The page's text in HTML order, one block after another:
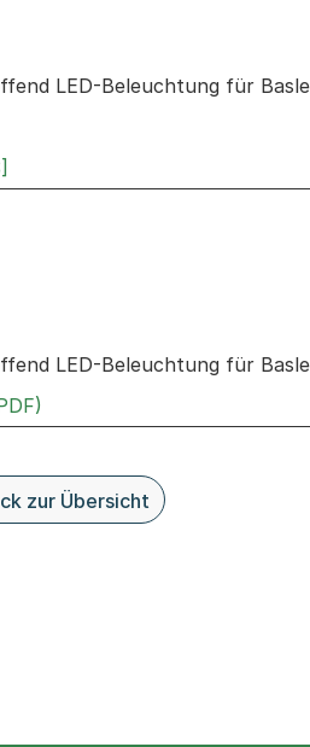
LED-Beleuchtung für
zum Geschäft
LED-Beleuchtung für
zur Übersicht